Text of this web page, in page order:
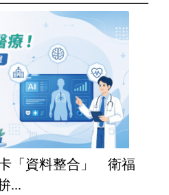
「資料整合」 衛福
...